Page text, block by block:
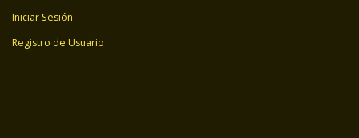
Iniciar Sesión
Registro de Usuario